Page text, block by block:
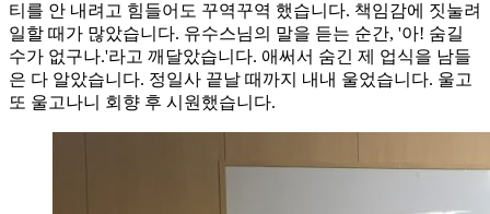
티를 안 내려고 힘들어도 꾸역꾸역 했습니다. 책임감에 짓눌려
일할 때가 많았습니다. 유수스님의 말을 듣는 순간, '아! 숨길
수가 없구나.'라고 깨달았습니다. 애써서 숨긴 제 업식을 남들
은 다 알았습니다. 정일사 끝날 때까지 내내 울었습니다. 울고
또 울고나니 회향 후 시원했습니다.